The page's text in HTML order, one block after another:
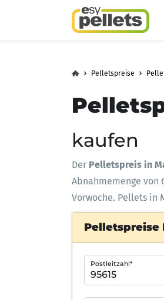
Pelletspreise
kaufen
Der Pelletspreis in
Abnahmemenge von
Vorwoche. Pellets in
Pelletspreise
Postleitzahl*